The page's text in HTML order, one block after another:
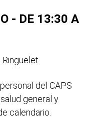
- DE 13:30 A
Ringuelet
del CAPS
general y
calendario.